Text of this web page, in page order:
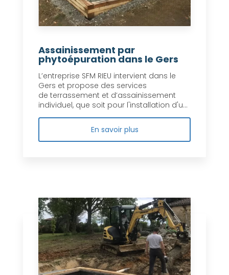
Assainissement par
phytoépuration dans le Gers
L’entreprise SFM RIEU intervient dans le
Gers et propose des services
de terrassement et d’assainissement
individuel, que soit pour l'installation d'u...
En savoir plus